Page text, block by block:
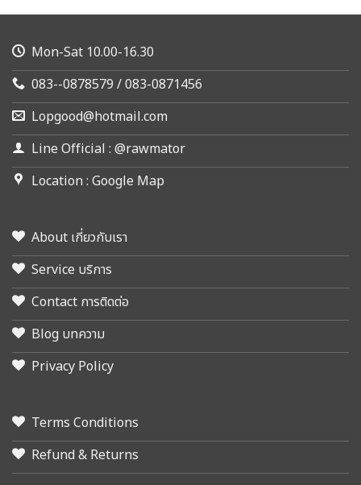
Mon-Sat 10.00-16.30
083--0878579 / 083-0871456
Lopgood@hotmail.com
Line Official : @rawmator
Location : Google Map
About เกี่ยวกับเรา
Service บริการ
Contact การติดต่อ
Blog บทความ
Privacy Policy
Terms Conditions
Refund & Returns